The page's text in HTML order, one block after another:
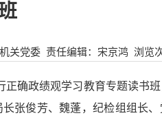
机关党委 责任编辑：宋京鸿 浏览
确政绩观学习教育专题读书班
张俊芳、魏蓬，纪检组组长